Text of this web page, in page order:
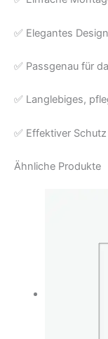
✅ Elegantes
✅ Passgenau für
✅ Langlebiges,
✅ Effektiver
Ähnliche Produkte